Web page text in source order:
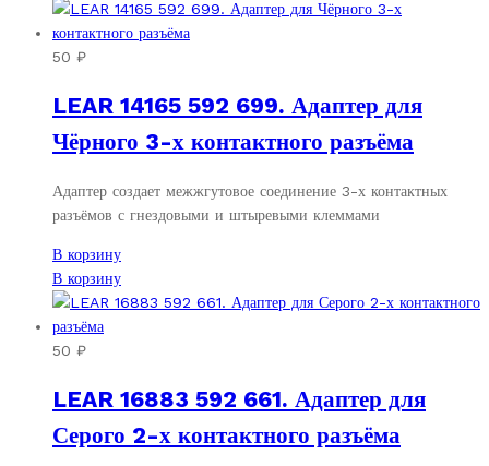
50 ₽
LEAR 14165 592 699. Адаптер для
Чёрного 3-х контактного разъёма
Адаптер создает межжгутовое соединение 3-х контактных
разъёмов с гнездовыми и штыревыми клеммами
В корзину
В корзину
50 ₽
LEAR 16883 592 661. Адаптер для
Серого 2-х контактного разъёма